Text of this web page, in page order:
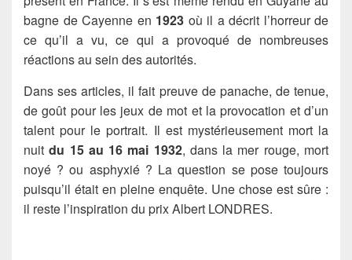
bagne de Cayenne en 1923 où il a décrit l’horreur de
ce qu’il a vu, ce qui a provoqué de nombreuses
réactions au sein des autorités.
Dans ses articles, il fait preuve de panache, de tenue,
de goût pour les jeux de mot et la provocation et d’un
talent pour le portrait. Il est mystérieusement mort la
nuitdu 15 au 16 mai 1932, dans la mer rouge, mort
noyé ? ou asphyxié ? La question se pose toujours
puisqu’il était en pleine enquête. Une chose est sûre :
il reste l’inspiration du prix Albert LONDRES.